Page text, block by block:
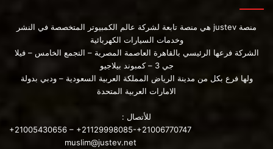
منصة justev هي منصة تابعة لشركة عالم الكمبيوتر المتخصصة في النشر
وخدمات السيارات الكهربائية
الشركة فرعها الرئيسي بالقاهرة العاصمة المصرية – التجمع الخامس – فيلا
جي 3 – كمبوند بيلاجيو
ولها فرع بكل من مدينة الرياض المملكة العربية السعودية – ودبي بدولة
الامارات العربية المتحدة
للأتصال :
+21005430656 – +21129998085-+21006770747
muslim@justev.net